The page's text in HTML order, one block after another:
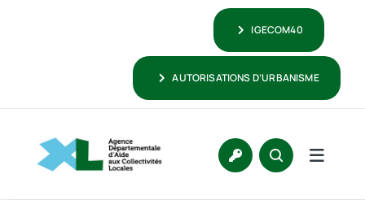
IGECOM40
AUTORISATIONS D’URBANISME